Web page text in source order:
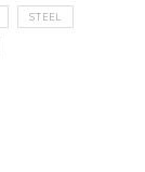
STEEL